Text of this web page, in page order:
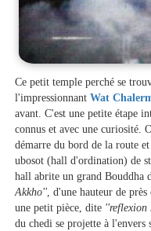
Ce petit temple perché se
l'impressionnantWat
avant. C'est une petite étape
connus et avec une curiosité.
démarre du bord de la route
ubosot (hall d'ordination) de
hall abrite un grand Bouddha
Akkho'' , d'une hauteur de
une petit pièce, dite
du chedi se projette à